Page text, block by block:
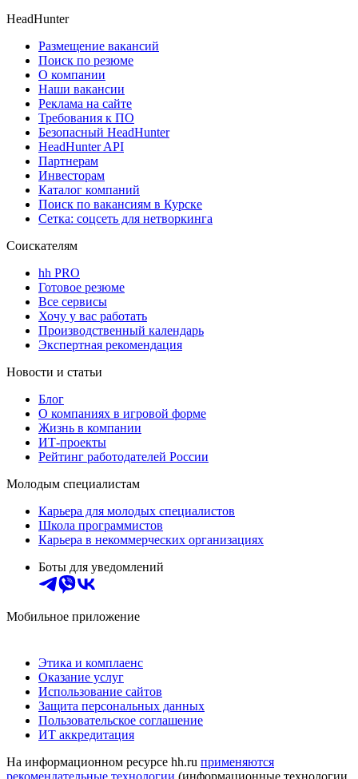
HeadHunter
Размещение вакансий
Поиск по резюме
О компании
Наши вакансии
Реклама на сайте
Требования к ПО
Безопасный HeadHunter
HeadHunter API
Партнерам
Инвесторам
Каталог компаний
Поиск по вакансиям в Курске
Сетка: соцсеть для нетворкинга
Соискателям
hh PRO
Готовое резюме
Все сервисы
Хочу у вас работать
Производственный календарь
Экспертная рекомендация
Новости и статьи
Блог
О компаниях в игровой форме
Жизнь в компании
ИТ-проекты
Рейтинг работодателей России
Молодым специалистам
Карьера для молодых специалистов
Школа программистов
Карьера в некоммерческих организациях
Боты для уведомлений
Мобильное приложение
Этика и комплаенс
Оказание услуг
Использование сайтов
Защита персональных данных
Пользовательское соглашение
ИТ аккредитация
На информационном ресурсе hh.ru применяются
рекомендательные технологии (информационные технологии